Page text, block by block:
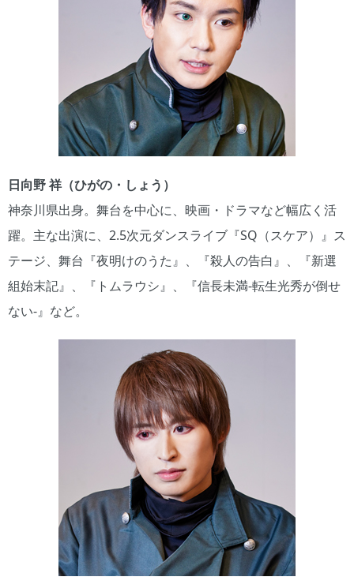
日向野 祥（ひがの・しょう）
神奈川県出身。舞台を中心に、映画・ドラマなど幅広く活
躍。主な出演に、2.5次元ダンスライブ『SQ（スケア）』ス
テージ、舞台『夜明けのうた』、『殺人の告白』、『新選
組始末記』、『トムラウシ』、『信長未満-転生光秀が倒せ
ない-』など。